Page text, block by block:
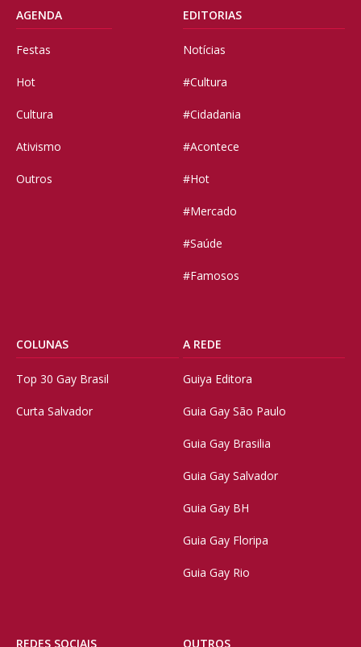
AGENDA
Festas
Hot
Cultura
Ativismo
Outros
EDITORIAS
Notícias
#Cultura
#Cidadania
#Acontece
#Hot
#Mercado
#Saúde
#Famosos
COLUNAS
Top 30 Gay Brasil
Curta Salvador
A REDE
Guiya Editora
Guia Gay São Paulo
Guia Gay Brasilia
Guia Gay Salvador
Guia Gay BH
Guia Gay Floripa
Guia Gay Rio
REDES SOCIAIS OUTROS